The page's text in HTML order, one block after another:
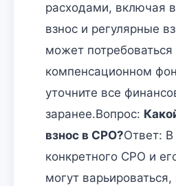
расходами, включая
взнос и регулярные
может потребоваться
компенсационном
уточните все
заранее.Вопрос:
взнос в СРО?Ответ: В
конкретного СРО и
могут